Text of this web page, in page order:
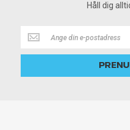
Håll dig
Håll
dig
alltid